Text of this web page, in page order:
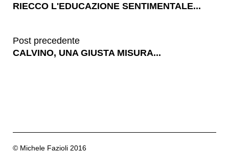
RIECCO L'EDUCAZIONE SENTIMENTALE...
Post precedente
CALVINO, UNA GIUSTA MISURA...
© Michele Fazioli 2016